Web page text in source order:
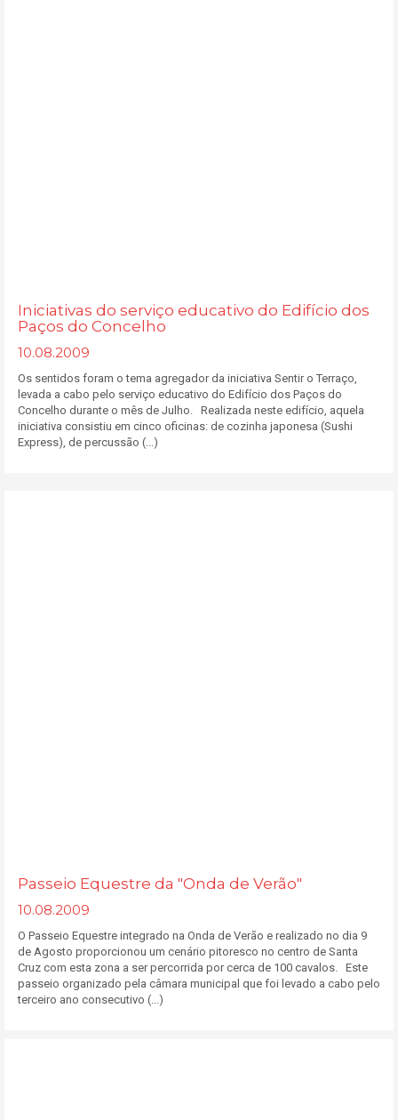
Iniciativas do serviço educativo do Edifício dos
Paços do Concelho
10.08.2009
Os sentidos foram o tema agregador da iniciativa Sentir o Terraço,
levada a cabo pelo serviço educativo do Edifício dos Paços do
Concelho durante o mês de Julho. Realizada neste edifício, aquela
iniciativa consistiu em cinco oficinas: de cozinha japonesa (Sushi
Express), de percussão (...)
Passeio Equestre da "Onda de Verão"
10.08.2009
O Passeio Equestre integrado na Onda de Verão e realizado no dia 9
de Agosto proporcionou um cenário pitoresco no centro de Santa
Cruz com esta zona a ser percorrida por cerca de 100 cavalos. Este
passeio organizado pela câmara municipal que foi levado a cabo pelo
terceiro ano consecutivo (...)